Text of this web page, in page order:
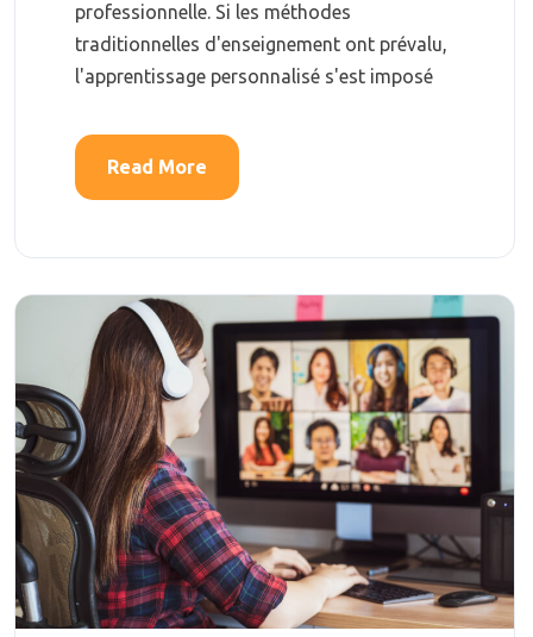
professionnelle. Si les méthodes
traditionnelles d'enseignement ont prévalu,
l'apprentissage personnalisé s'est imposé
Read More